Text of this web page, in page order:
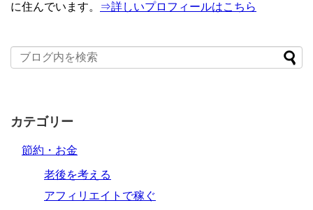
に住んでいます。
⇒詳しいプロフィールはこちら
カテゴリー
節約・お金
老後を考える
アフィリエイトで稼ぐ